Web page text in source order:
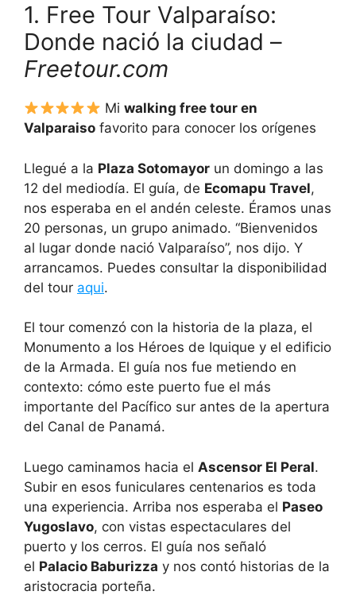
1. Free Tour Valparaíso:
Donde nació la ciudad –
Freetour.com
Mi walking free tour en
Valparaiso favorito para conocer los orígenes
Llegué a la Plaza Sotomayor un domingo a las
12 del mediodía. El guía, de Ecomapu Travel,
nos esperaba en el andén celeste. Éramos unas
20 personas, un grupo animado. “Bienvenidos
al lugar donde nació Valparaíso”, nos dijo. Y
arrancamos. Puedes consultar la disponibilidad
del tour aqui.
El tour comenzó con la historia de la plaza, el
Monumento a los Héroes de Iquique y el edificio
de la Armada. El guía nos fue metiendo en
contexto: cómo este puerto fue el más
importante del Pacífico sur antes de la apertura
del Canal de Panamá.
Luego caminamos hacia el Ascensor El Peral.
Subir en esos funiculares centenarios es toda
una experiencia. Arriba nos esperaba el Paseo
Yugoslavo, con vistas espectaculares del
puerto y los cerros. El guía nos señaló
el Palacio Baburizza y nos contó historias de la
aristocracia porteña.